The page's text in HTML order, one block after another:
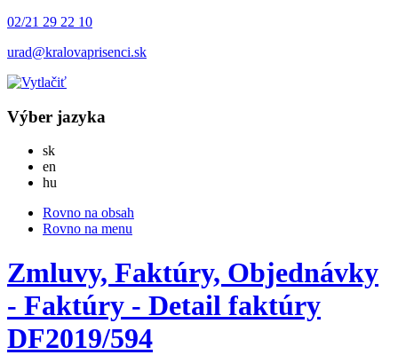
02/21 29 22 10
urad@kralovaprisenci.sk
Výber jazyka
skSlovensky
en
hu
Rovno na obsah
Rovno na menu
Zmluvy, Faktúry, Objednávky
- Faktúry - Detail faktúry
DF2019/594